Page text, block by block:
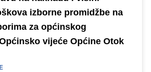
izborne promidžbe na
za općinskog
vijeće Općine Otok